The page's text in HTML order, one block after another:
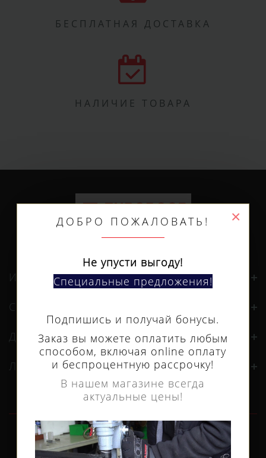
ДОБРО ПОЖАЛОВАТЬ!
Не упусти выгоду!
Специальные предложения!
Подпишись и получай бонусы.
Заказ вы можете оплатить любым
способом, включая online оплату
и беспроцентную рассрочку!
В нашем магазине всегда
актуальные цены!
×
БЕСПЛАТНАЯ ДОСТАВКА
НАЛИЧИЕ ТОВАРА
ИНФОРМАЦИЯ
СЛУЖБА ПОДДЕРЖКИ
ДОПОЛНИТЕЛЬНО
ЛИЧНЫЙ КАБИНЕТ